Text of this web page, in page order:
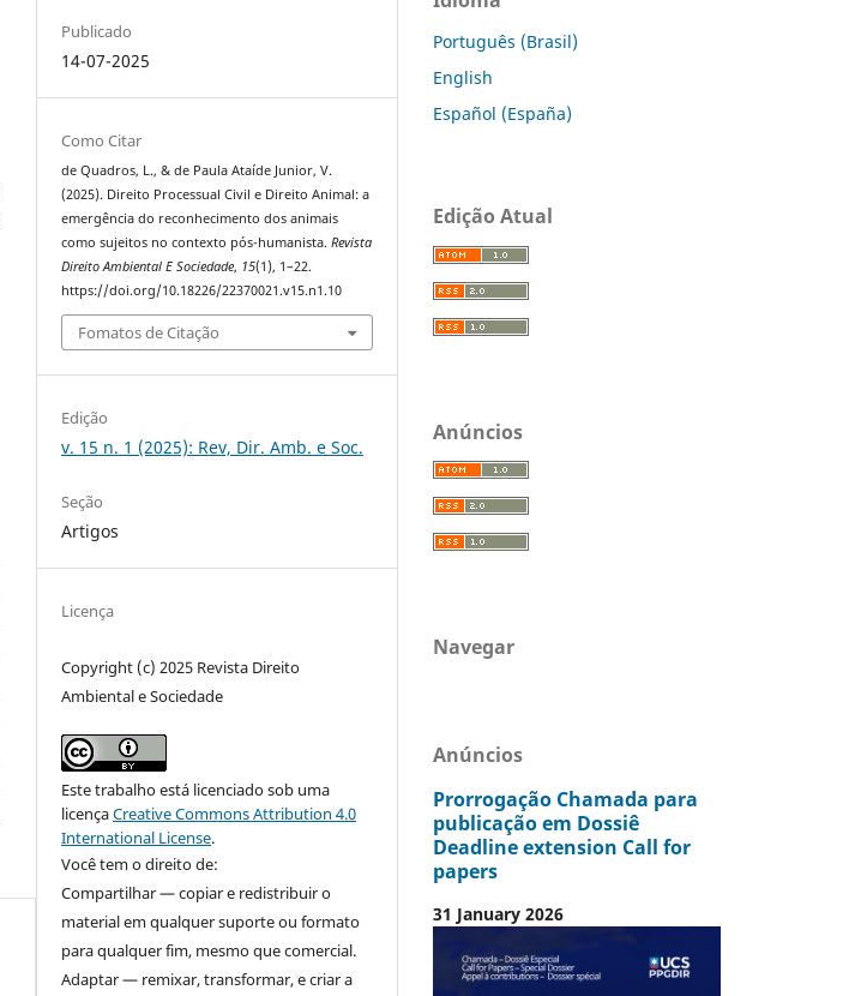
Publicado
14-07-2025
Como Citar
de Quadros, L., & de Paula Ataíde Junior, V.
(2025). Direito Processual Civil e Direito Animal: a
emergência do reconhecimento dos animais
como sujeitos no contexto pós-humanista.Revista
Direito Ambiental E Sociedade, 15(1), 1–22.
https://doi.org/10.18226/22370021.v15.n1.10
Fomatos de Citação
Edição
v. 15 n. 1 (2025): Rev, Dir. Amb. e Soc.
Seção
Artigos
Licença
Copyright (c) 2025 Revista Direito
Ambiental e Sociedade
Este trabalho está licenciado sob uma
licençaCreative Commons Attribution 4.0
International License.
Você tem o direito de:
Compartilhar — copiar e redistribuir o
material em qualquer suporte ou formato
para qualquer fim, mesmo que comercial.
Adaptar — remixar, transformar, e criar a
Português (Brasil)
English
Español (España)
Edição Atual
Anúncios
Navegar
Anúncios
Prorrogação Chamada para
publicação em Dossiê
Deadline extension Call for
papers
31 January 2026